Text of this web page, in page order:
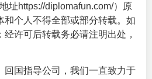
址https://diplomafun.com/）原
和个人不得全部或部分转载。如
许可后转载务必请注明出处，
回国指导公司，我们一直致力于